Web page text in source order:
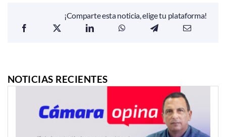
¡Comparte esta noticia, elige tu plataforma!
NOTICIAS RECIENTES